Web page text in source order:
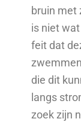
bruin met
is niet
feit dat
die dit
langs
zoek zijn